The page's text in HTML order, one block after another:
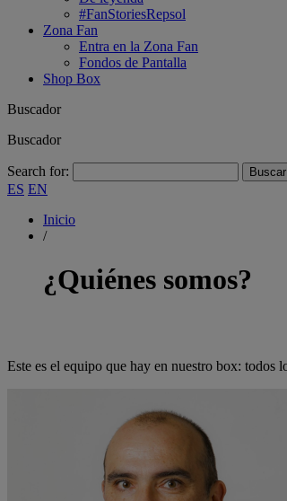
#FanStoriesRepsol
Zona Fan
Entra en la Zona Fan
Fondos de Pantalla
Shop Box
Buscador
Buscador
Search for:
ES EN
Inicio
/
¿Quiénes somos?
Este es el equipo que hay en nuestro box: todos